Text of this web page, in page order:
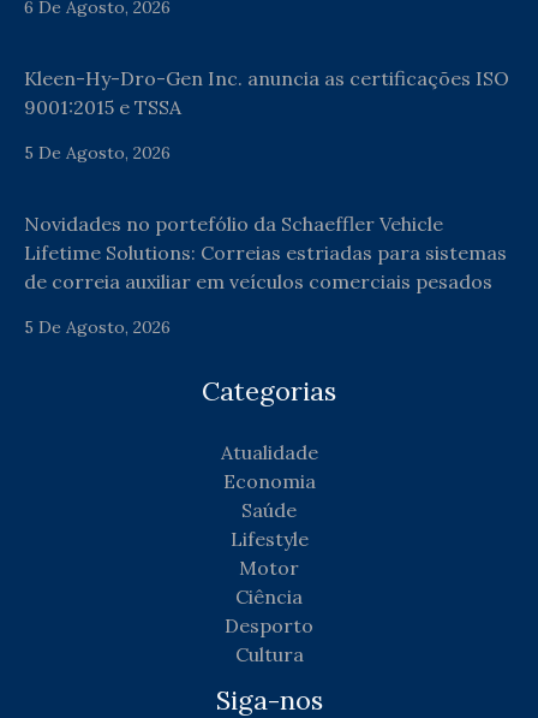
6 De Agosto, 2026
Kleen-Hy-Dro-Gen Inc. anuncia as certificações ISO
9001:2015 e TSSA
5 De Agosto, 2026
Novidades no portefólio da Schaeffler Vehicle
Lifetime Solutions: Correias estriadas para sistemas
de correia auxiliar em veículos comerciais pesados
5 De Agosto, 2026
Categorias
Atualidade
Economia
Saúde
Lifestyle
Motor
Ciência
Desporto
Cultura
Siga-nos